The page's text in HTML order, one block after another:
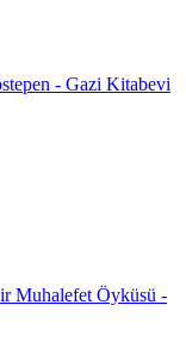
- Gazi Kitabevi